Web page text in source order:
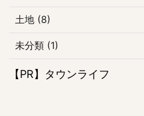
土地 (8)
未分類 (1)
【PR】タウンライフ